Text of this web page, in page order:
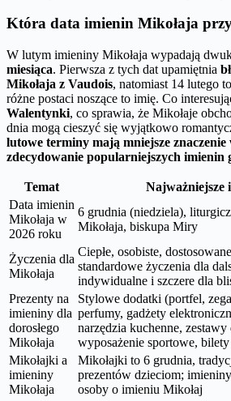
Która data imienin Mikołaja
W lutym imieniny Mikołaja wypadają
miesiąca. Pierwsza z tych dat upamiętnia
Mikołaja z Vaudois, natomiast 14 lutego
różne postaci noszące to imię. Co
Walentynki, co sprawia, że Mikołaje
dnia mogą cieszyć się wyjątkowo
lutowe terminy mają mniejsze
zdecydowanie popularniejszych imienin
Temat
Najważniejsze
Data imienin
Mikołaja w
2026 roku
6 grudnia (niedziela),
Mikołaja, biskupa Miry
Życzenia dla
Mikołaja
Ciepłe, osobiste,
standardowe życzenia dla
indywidualne i szczere dla
Prezenty na
imieniny dla
dorosłego
Mikołaja
Stylowe dodatki (portfel,
perfumy, gadżety
narzędzia kuchenne,
wyposażenie sportowe,
Mikołajki a
imieniny
Mikołaja
Mikołajki to 6 grudnia,
prezentów dzieciom;
osoby o imieniu Mikołaj